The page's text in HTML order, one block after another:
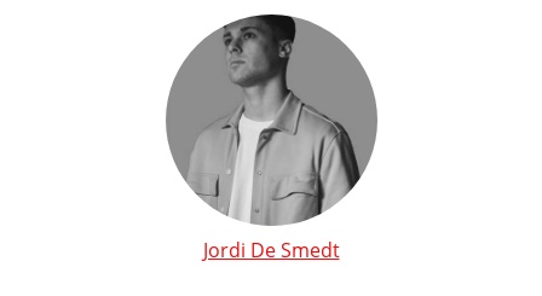
Jordi De Smedt